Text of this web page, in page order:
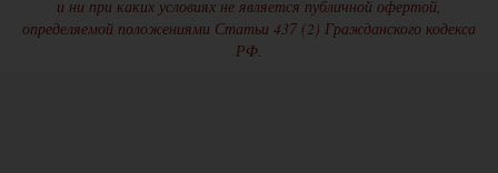
и ни при каких условиях не является публичной офертой,
определяемой положениями Статьи 437 (2) Гражданского кодекса
РФ.